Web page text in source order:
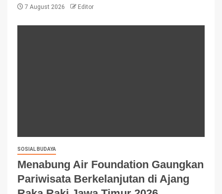
7 August 2026 Editor
SOSIAL BUDAYA
Menabung Air Foundation Gaungkan
Pariwisata Berkelanjutan di Ajang